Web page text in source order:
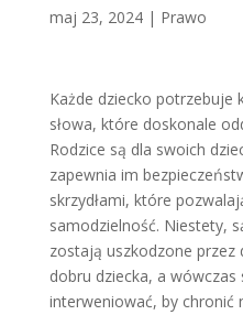
maj 23, 2024| Prawo
Każde dziecko potrzebuje
słowa, które doskonale
Rodzice są dla swoich
zapewnia im
skrzydłami, które
samodzielność. Niestety,
zostają uszkodzone przez
dobru dziecka, a
interweniować, by chronić